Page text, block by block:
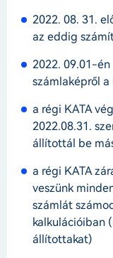
2022. 08. 31.
az eddig
2022. 09.01-
számlaképről
a régi KATA
2022.08.31.
állítottál be
a régi KATA
veszünk
számlát
kalkulációiban
állítottakat)